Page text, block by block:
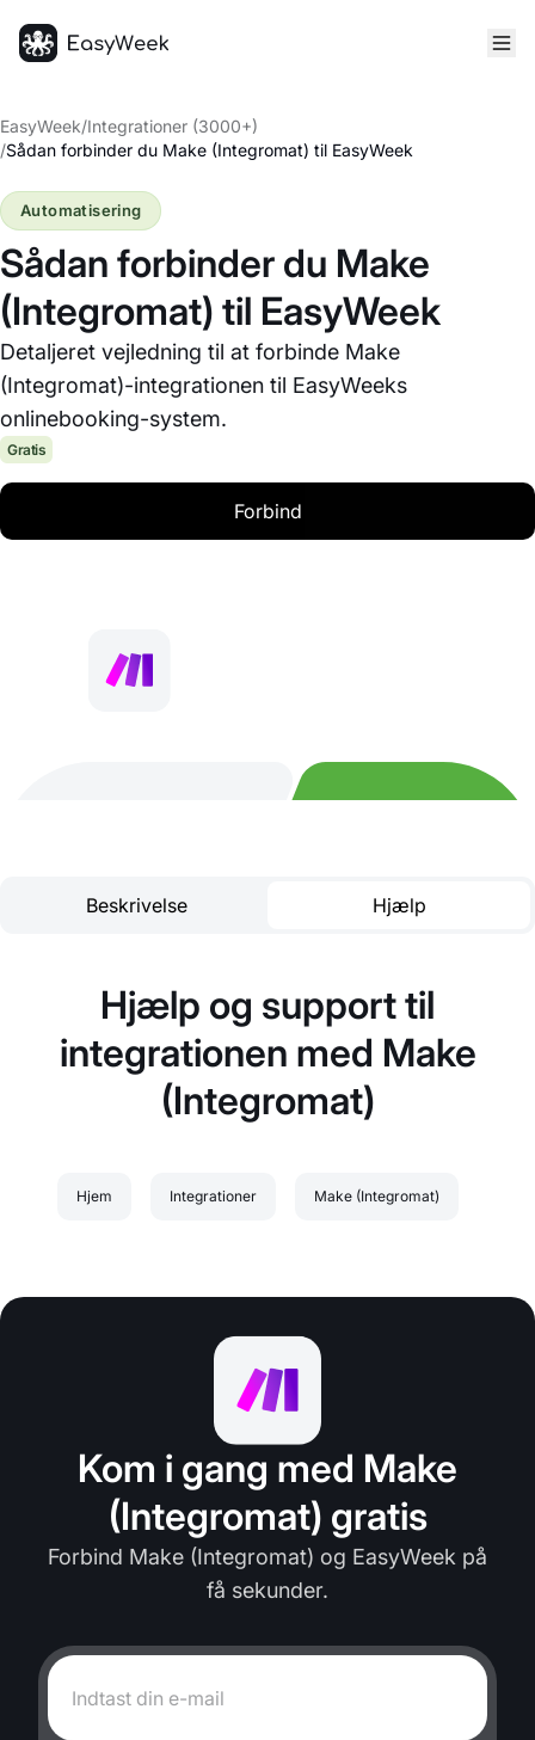
EasyWeek/Integrationer (3000+)
/Sådan forbinder du Make (Integromat) til EasyWeek
Sådan forbinder du Make
(Integromat) til EasyWeek
Detaljeret vejledning til at forbinde Make
(Integromat)-integrationen til EasyWeeks
onlinebooking-system.
Automatisering
Gratis
Forbind
Beskrivelse Hjælp
Hjælp og support til
integrationen med Make
(Integromat)
Hjem Integrationer Make (Integromat)
Kom i gang med Make
(Integromat) gratis
Forbind Make (Integromat) og EasyWeek på
få sekunder.